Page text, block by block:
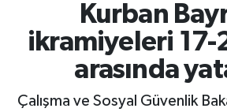
Kurban
ikramiyeleri 17-
arasında
Çalışma ve Sosyal Güvenlik
ONİKİŞUBAT
Künye
Süper Lig Puan Durumu ve
Son Dakika Haberleri